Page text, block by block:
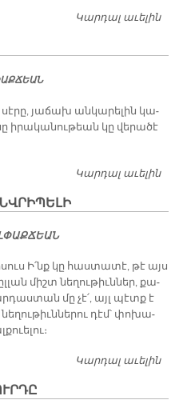
Կարդալ աւելին
սէ­րը, յա­ճախ ան­կա­րե­լին կա­
ի­րա­կա­նու­թեան կը վե­րա­ծէ
Կարդալ աւելին
Ի՛նք կը հաս­տա­տէ, թէ այս
միշտ նե­ղու­թիւն­ներ, քա­
մը չէ՛, այլ պէտք է
նե­ղու­թիւն­նե­րու դէմ՝ փո­խա­
Կարդալ աւելին